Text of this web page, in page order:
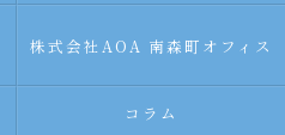
株式会社AOA 南森町オフィス
コラム